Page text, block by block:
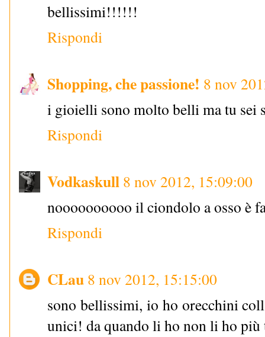
bellissimi!!!!!!
Rispondi
Shopping, che passione! 8 nov
i gioielli sono molto belli ma tu sei
Rispondi
Vodkaskull 8 nov 2012, 15:09:00
noooooooooo il ciondolo a osso è
Rispondi
CLau 8 nov 2012, 15:15:00
sono bellissimi, io ho orecchini
unici! da quando li ho non li ho più